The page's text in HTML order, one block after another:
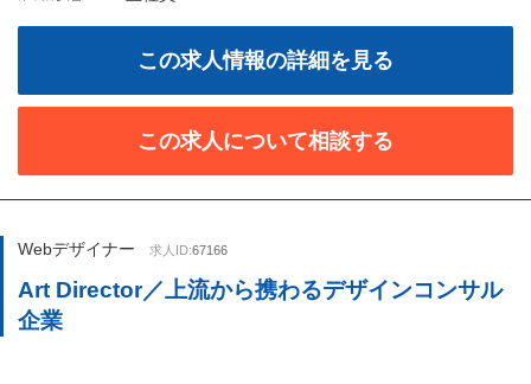
この求人情報の詳細を見る
この求人について相談する
Webデザイナー 求人ID:67166
Art Director／上流から携わるデザインコンサル
企業